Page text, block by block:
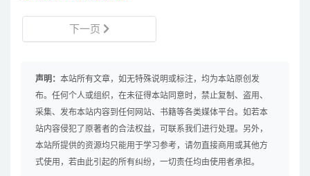
下一页
声明： 本站所有文章，如无特殊说明或标注，均为本站原创发
布。任何个人或组织，在未征得本站同意时，禁止复制、盗用、
采集、发布本站内容到任何网站、书籍等各类媒体平台。如若本
站内容侵犯了原著者的合法权益，可联系我们进行处理。另外，
本站所提供的资源均只能用于学习参考，请勿直接商用或其他方
式使用，若由此引起的所有纠纷，一切责任均由使用者承担。